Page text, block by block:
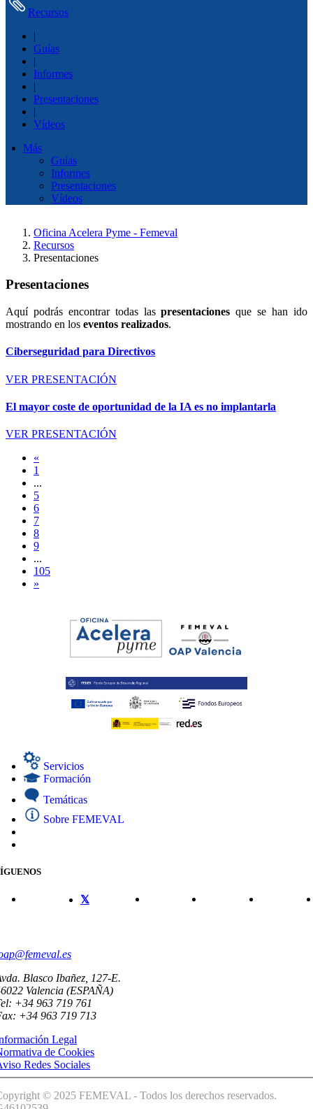
Recursos
|
Guías
|
Informes
|
Presentaciones
|
Vídeos
Más
Guías
Informes
Presentaciones
Vídeos
Oficina Acelera Pyme - Femeval
Recursos
Presentaciones
Presentaciones
Aquí podrás encontrar todas laspresentaciones que se han ido
mostrando en los eventos realizados.
Ciberseguridad para Directivos
VER PRESENTACIÓN
El mayor coste de oportunidad de la IA es no implantarla
VER PRESENTACIÓN
«
1
...
5
6
7
8
9
...
105
»
Servicios
Formación
Temáticas
Sobre FEMEVAL
Blasco Ibañez, 127-E.
Valencia (ESPAÑA)
+34 963 719 761
+34 963 719 713
Legal
de Cookies
Redes Sociales
© 2025 FEMEVAL - Todos los derechos reservados.